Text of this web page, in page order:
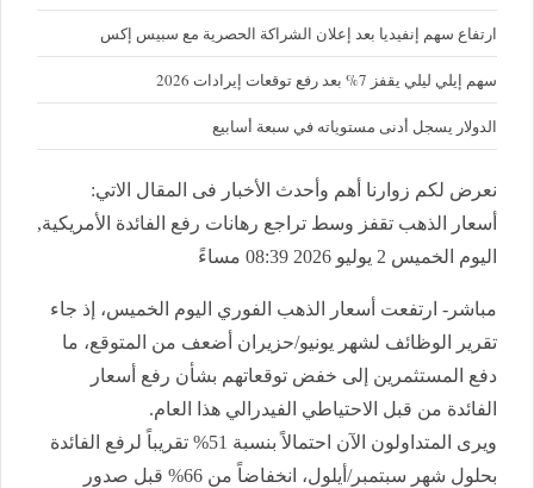
ارتفاع سهم إنفيديا بعد إعلان الشراكة الحصرية مع سبيس إكس
سهم إيلي ليلي يقفز 7% بعد رفع توقعات إيرادات 2026
الدولار يسجل أدنى مستوياته في سبعة أسابيع
نعرض لكم زوارنا أهم وأحدث الأخبار فى المقال الاتي:
أسعار الذهب تقفز وسط تراجع رهانات رفع الفائدة الأمريكية,
اليوم الخميس 2 يوليو 2026 08:39 مساءً
مباشر- ارتفعت أسعار الذهب الفوري اليوم الخميس، إذ جاء
تقرير الوظائف لشهر يونيو/حزيران أضعف من المتوقع، ما
دفع المستثمرين إلى خفض توقعاتهم بشأن رفع أسعار
الفائدة من قبل الاحتياطي الفيدرالي هذا العام.
ويرى المتداولون الآن احتمالاً بنسبة 51% تقريباً لرفع الفائدة
بحلول شهر سبتمبر/أيلول، انخفاضاً من 66% قبل صدور